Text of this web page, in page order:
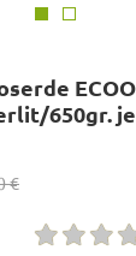
650gr.
€